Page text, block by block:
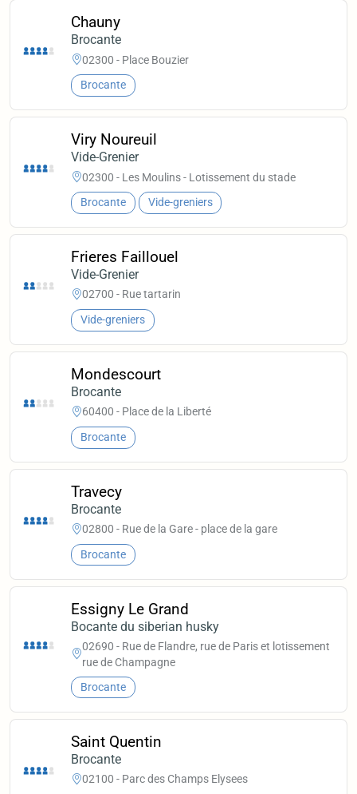
Chauny
Brocante
02300 - Place Bouzier
Brocante
Viry Noureuil
Vide-Grenier
02300 - Les Moulins - Lotissement du stade
Brocante Vide-greniers
Frieres Faillouel
Vide-Grenier
02700 - Rue tartarin
Vide-greniers
Mondescourt
Brocante
60400 - Place de la Liberté
Brocante
Travecy
Brocante
02800 - Rue de la Gare - place de la gare
Brocante
Essigny Le Grand
Bocante du siberian husky
02690 - Rue de Flandre, rue de Paris et lotissement
rue de Champagne
Brocante
Saint Quentin
Brocante
02100 - Parc des Champs Elysees